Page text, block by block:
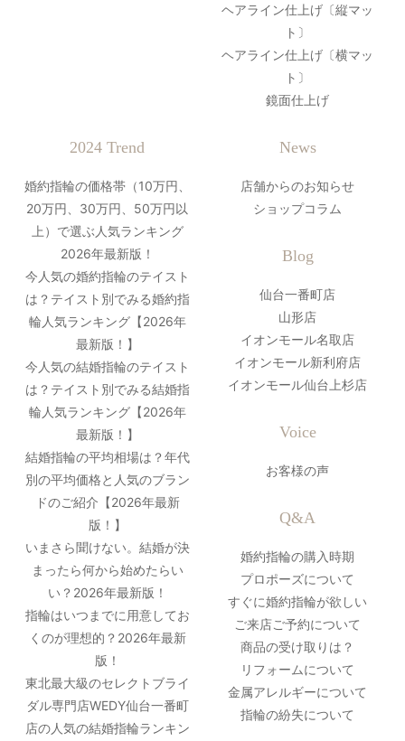
ヘアライン仕上げ〔縦マッ
ト〕
ヘアライン仕上げ〔横マッ
ト〕
鏡面仕上げ
2024 Trend
婚約指輪の価格帯（10万円、
20万円、30万円、50万円以
上）で選ぶ人気ランキング
2026年最新版！
今人気の婚約指輪のテイスト
は？テイスト別でみる婚約指
輪人気ランキング【2026年
最新版！】
今人気の結婚指輪のテイスト
は？テイスト別でみる結婚指
輪人気ランキング【2026年
最新版！】
結婚指輪の平均相場は？年代
別の平均価格と人気のブラン
ドのご紹介【2026年最新
版！】
いまさら聞けない。結婚が決
まったら何から始めたらい
い？2026年最新版！
指輪はいつまでに用意してお
くのが理想的？2026年最新
版！
東北最大級のセレクトブライ
ダル専門店WEDY仙台一番町
店の人気の結婚指輪ランキン
News
店舗からのお知らせ
ショップコラム
Blog
仙台一番町店
山形店
イオンモール名取店
イオンモール新利府店
イオンモール仙台上杉店
Voice
お客様の声
Q&A
婚約指輪の購入時期
プロポーズについて
すぐに婚約指輪が欲しい
ご来店ご予約について
商品の受け取りは？
リフォームについて
金属アレルギーについて
指輪の紛失について